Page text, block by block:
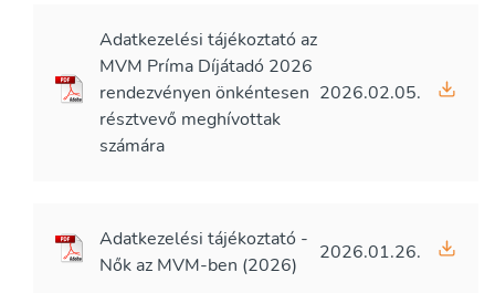
Adatkezelési tájékoztató az
MVM Príma Díjátadó 2026
rendezvényen önkéntesen
résztvevő meghívottak
számára
2026.02.05.
Adatkezelési tájékoztató -
Nők az MVM-ben (2026)
2026.01.26.